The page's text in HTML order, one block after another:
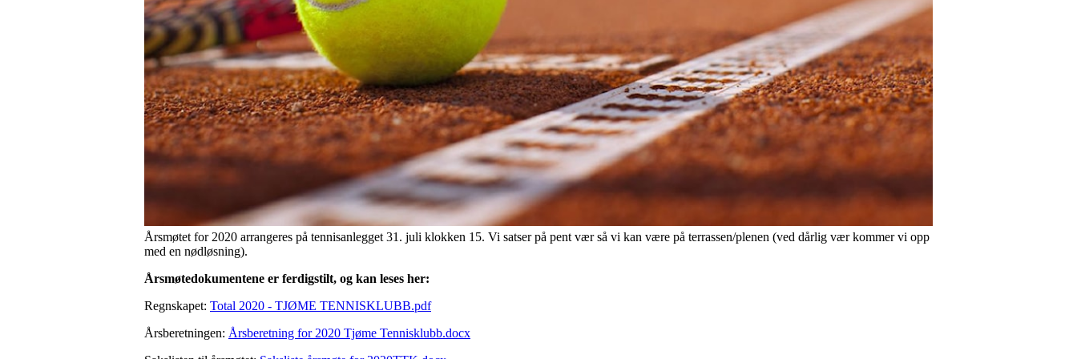
Årsmøtet for 2020 arrangeres på tennisanlegget 31. juli klokken 15. Vi satser på pent vær så vi kan være på terrassen/plenen (ved dårlig vær kommer vi opp
med en nødløsning).
Årsmøtedokumentene er ferdigstilt, og kan leses her:
Regnskapet: Total 2020 - TJØME TENNISKLUBB.pdf
Årsberetningen: Årsberetning for 2020 Tjøme Tennisklubb.docx